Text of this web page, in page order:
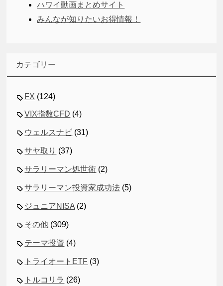
ハワイ動画まとめサイト
みんなが知りたいお得情報！
カテゴリー
FX (124)
VIX指数CFD (4)
ウェルスナビ (31)
サヤ取り (37)
サラリーマン処世術 (2)
サラリーマン投資家成功法 (5)
ジュニアNISA (2)
その他 (309)
テーマ投資 (4)
トライオートETF (3)
トルコリラ (26)